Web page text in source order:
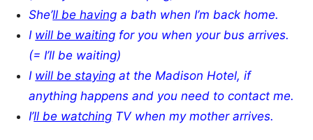
She’ll be having a bath when I’m back home.
I will be waiting for you when your bus arrives.
(= I’ll be waiting)
I will be staying at the Madison Hotel, if
anything happens and you need to contact me.
I’ll be watching TV when my mother arrives.